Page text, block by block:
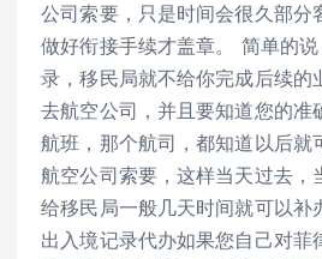
公司索要，只是时间会很久部分
做好衔接手续才盖章。 简单的
录，移民局就不给你完成后续的
去航空公司，并且要知道您的准
航班，那个航司，都知道以后就
航空公司索要，这样当天过去，
给移民局一般几天时间就可以补
出入境记录代办如果您自己对菲